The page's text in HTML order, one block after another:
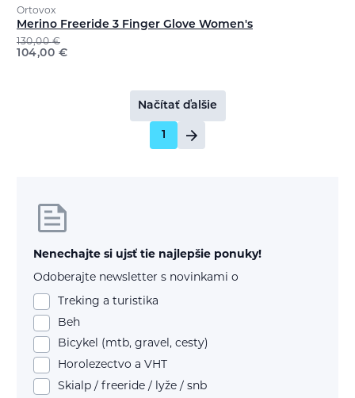
Ortovox
Merino Freeride 3 Finger Glove Women's
130,00€
104,00 €
Načítať ďalšie
1
Nenechajte si ujsť tie najlepšie ponuky!
Odoberajte newsletter s novinkami o
Treking a turistika
Beh
Bicykel (mtb, gravel, cesty)
Horolezectvo a VHT
Skialp / freeride / lyže / snb